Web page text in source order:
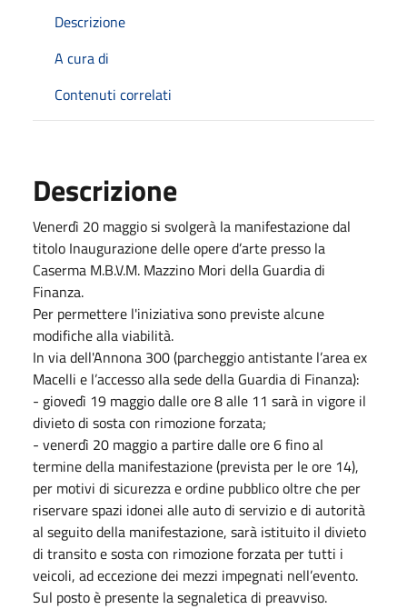
Descrizione
A cura di
Contenuti correlati
Descrizione
Venerdì 20 maggio si svolgerà la manifestazione dal
titolo Inaugurazione delle opere d’arte presso la
Caserma M.B.V.M. Mazzino Mori della Guardia di
Finanza.
Per permettere l'iniziativa sono previste alcune
modifiche alla viabilità.
In via dell'Annona 300 (parcheggio antistante l’area ex
Macelli e l’accesso alla sede della Guardia di Finanza):
- giovedì 19 maggio dalle ore 8 alle 11 sarà in vigore il
divieto di sosta con rimozione forzata;
- venerdì 20 maggio a partire dalle ore 6 fino al
termine della manifestazione (prevista per le ore 14),
per motivi di sicurezza e ordine pubblico oltre che per
riservare spazi idonei alle auto di servizio e di autorità
al seguito della manifestazione, sarà istituito il divieto
di transito e sosta con rimozione forzata per tutti i
veicoli, ad eccezione dei mezzi impegnati nell’evento.
Sul posto è presente la segnaletica di preavviso.